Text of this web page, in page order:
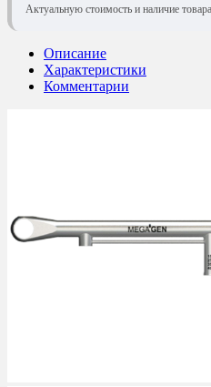
Актуальную стоимость и наличие
Описание
Характеристики
Комментарии